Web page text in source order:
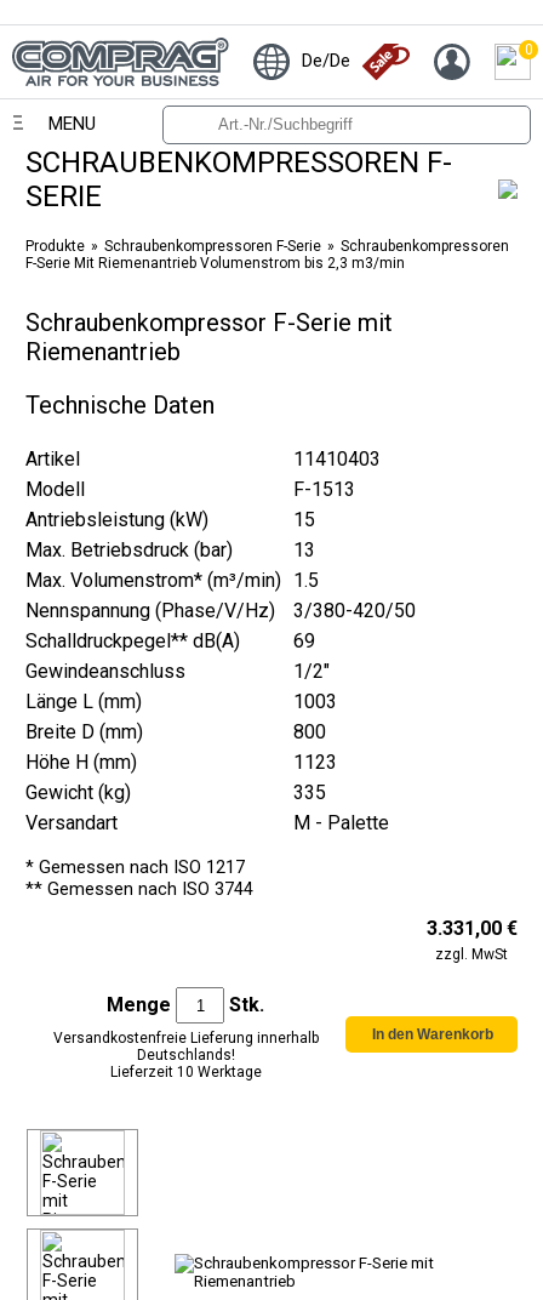
De/De 0
MENU
SCHRAUBENKOMPRESSOREN F-
SERIE
Produkte Schraubenkompressoren F-Serie
Schraubenkompressoren
F-Serie Mit Riemenantrieb Volumenstrom bis 2,3 m3/min
Schraubenkompressor F-Serie mit
Riemenantrieb
Technische Daten
Artikel
11410403
Modell
F-1513
Antriebsleistung (kW)
15
Max. Betriebsdruck (bar)
13
Max. Volumenstrom* (m³/min) 1.5
Nennspannung (Phase/V/Hz)
3/380-420/50
Schalldruckpegel** dB(A)
69
Gewindeanschluss
1/2"
Länge L (mm)
1003
Breite D (mm)
800
Höhe H (mm)
1123
Gewicht (kg)
335
Versandart
M - Palette
* Gemessen nach ISO 1217
** Gemessen nach ISO 3744
3.331,00 €
zzgl. MwSt
Menge Stk.
Versandkostenfreie Lieferung innerhalb
Deutschlands!
Lieferzeit 10 Werktage